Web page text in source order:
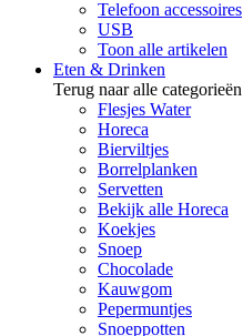
Telefoon accessoires
USB
Toon alle artikelen
Eten & Drinken
Terug naar alle categorieën
Flesjes Water
Horeca
Bierviltjes
Borrelplanken
Servetten
Bekijk alle Horeca
Koekjes
Snoep
Chocolade
Kauwgom
Pepermuntjes
Snoeppotten